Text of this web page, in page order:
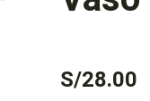
S/28.00